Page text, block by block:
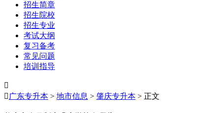
招生简章
招生院校
招生专业
考试大纲
复习备考
常见问题
培训指导

 广东专升本 > 地市信息 > 肇庆专升本 > 正文